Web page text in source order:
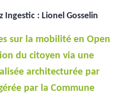
Ingestic : Lionel Gosselin
sur la mobilité en Open
du citoyen via une
architecturée par
par la Commune